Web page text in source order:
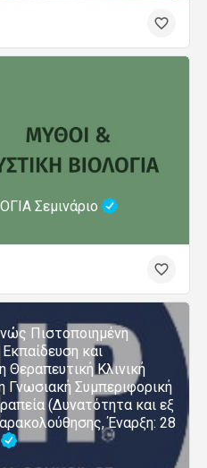
Σεμινάριο
Πιστοποιημένη
και
Θεραπευτική Κλινική
Γνωσιακή Συμπεριφορική
(Δυνατότητα και εξ
Έναρξη: 28